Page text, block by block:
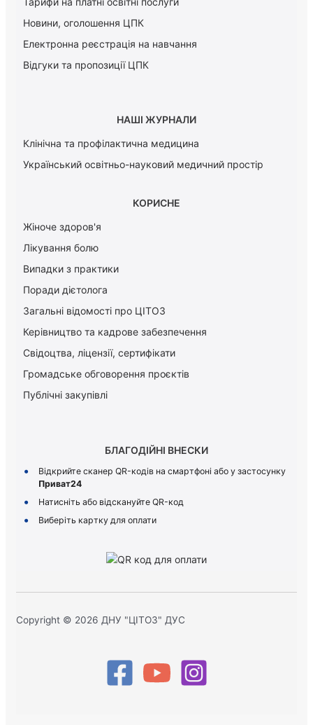
Новини, оголошення ЦПК
Електронна реєстрація на навчання
Відгуки та пропозиції ЦПК
НАШІ ЖУРНАЛИ
Клінічна та профілактична медицина
Український освітньо-науковий медичний простір
КОРИСНЕ
Жіноче здоров'я
Лікування болю
Випадки з практики
Поради дієтолога
Загальні відомості про ЦІТОЗ
Керiвництво та кадрове забезпечення
Свідоцтва, ліцензії, сертифікати
Громадське обговорення проєктів
Публічні закупівлі
БЛАГОДІЙНІ ВНЕСКИ
Відкрийте сканер QR-кодів на смартфоні або у застосунку
Приват24
Натисніть або відскануйте QR-код
Виберіть картку для оплати
Copyright © 2026 ДНУ "ЦІТОЗ" ДУС